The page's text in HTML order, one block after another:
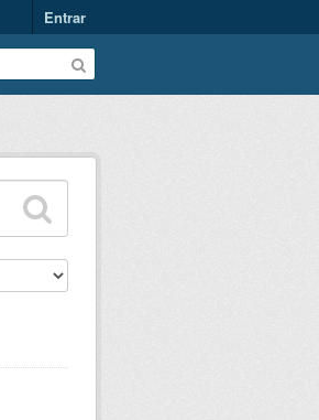
Entrar